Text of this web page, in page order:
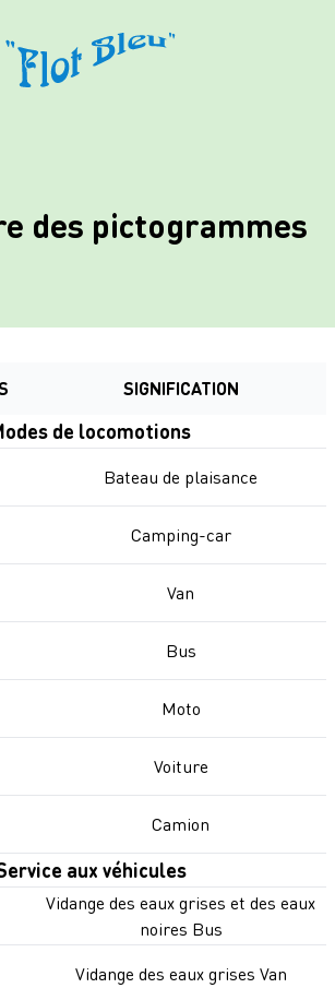
des pictogrammes
SIGNIFICATION
de locomotions
Bateau de plaisance
Camping-car
Van
Bus
Moto
Voiture
Camion
aux véhicules
Vidange des eaux grises et des eaux
noires Bus
Vidange des eaux grises Van